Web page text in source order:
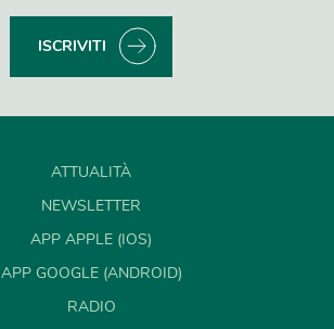
ISCRIVITI
ATTUALITÀ
NEWSLETTER
APP APPLE (IOS)
APP GOOGLE (ANDROID)
RADIO